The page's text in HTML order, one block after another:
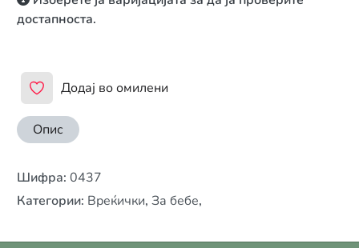
достапноста.
Додај во омилени
Опис
Шифра: 0437
Категории: Вреќички, За бебе,